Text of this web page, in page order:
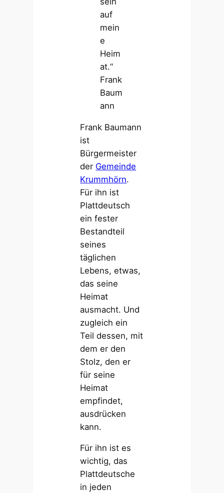
auf
mein
e
Heim
at.“
Frank
Baum
ann
Frank Baumann
ist
Bürgermeister
der Gemeinde
Krummhörn.
Für ihn ist
Plattdeutsch
ein fester
Bestandteil
seines
täglichen
Lebens, etwas,
das seine
Heimat
ausmacht. Und
zugleich ein
Teil dessen, mit
dem er den
Stolz, den er
für seine
Heimat
empfindet,
ausdrücken
kann.
Für ihn ist es
wichtig, das
Plattdeutsche
in jeden